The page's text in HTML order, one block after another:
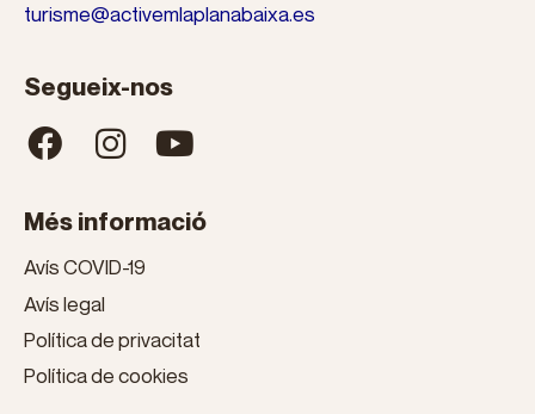
turisme@activemlaplanabaixa.es
Segueix-nos
Més informació
Avís COVID-19
Avís legal
Política de privacitat
Política de cookies